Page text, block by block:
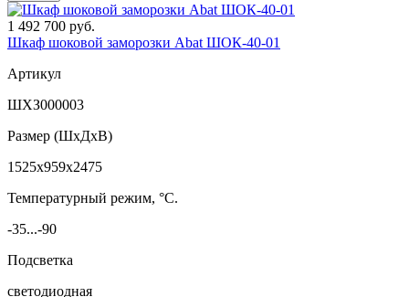
1 492 700 руб.
Шкаф шоковой заморозки Abat ШОК-40-01
Артикул
ШХЗ000003
Размер (ШxДхВ)
1525x959x2475
Температурный режим, °C.
-35...-90
Подсветка
светодиодная